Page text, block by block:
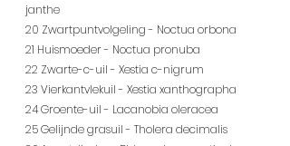
janthe
20 Zwartpuntvolgeling - Noctua orbona
21 Huismoeder - Noctua pronuba
22 Zwarte-c-uil - Xestia c-nigrum
23 Vierkantvlekuil - Xestia xanthographa
24 Groente-uil - Lacanobia oleracea
25 Gelijnde grasuil - Tholera decimalis